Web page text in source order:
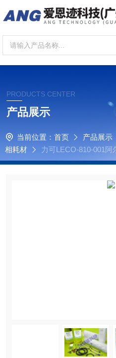
PRODUCTS CENTER
产品展示
当前位置： 首页 产品展示
相耗材
力可LECO-810-001
带，50 粒度